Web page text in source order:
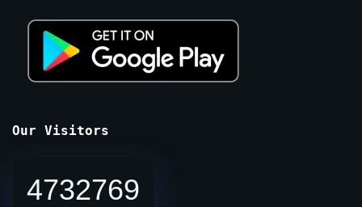
Our Visitors
4732769